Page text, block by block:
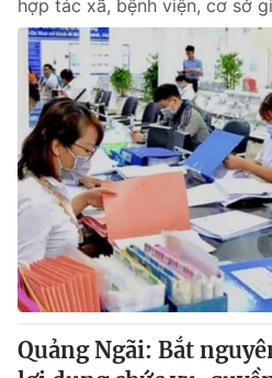
hợp tác xã, bệnh viện, cơ sở
Quảng Ngãi: Bắt